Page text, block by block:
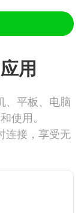
用
、平板、电脑
使用。
连接，享受无